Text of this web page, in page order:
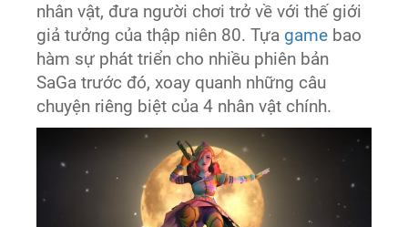
nhân vật, đưa người chơi trở về với thế giới
giả tưởng của thập niên 80. Tựa game bao
hàm sự phát triển cho nhiều phiên bản
SaGa trước đó, xoay quanh những câu
chuyện riêng biệt của 4 nhân vật chính.